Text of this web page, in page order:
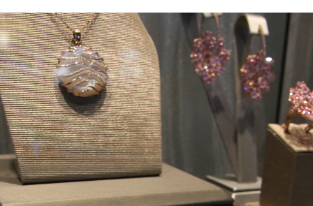
Máy In Di Động M110/M200
Tem trang sức là gì? Những yêu cầu chung về in
tem trang sức
Tem trang sức là gì?
Máy In Nhãn Di Động M110/M200
M110 (khổ 50mm)
M200 (khổ 75mm)
Đặc điểm của tem trang sức
Một vài ứng dụng dán nhãn phổ biến khác